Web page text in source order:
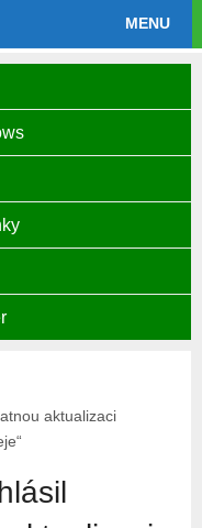
MENU
aktualizaci